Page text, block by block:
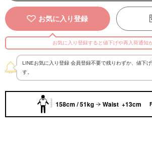
お気に入り登録
お気に入り登録すると値下げや再入荷通知
LINEお気に入り登録 会員登録不要で残りわずか、値下
す。
158cm / 51kg Waist +13cm